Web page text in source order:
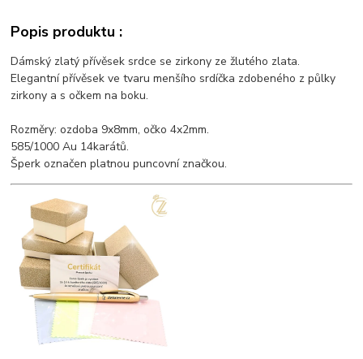
Popis produktu :
Dámský zlatý přívěsek srdce se zirkony ze žlutého zlata.
Elegantní přívěsek ve tvaru menšího srdíčka zdobeného z půlky
zirkony a s očkem na boku.
Rozměry: ozdoba 9x8mm, očko 4x2mm.
585/1000 Au 14karátů.
Šperk označen platnou puncovní značkou.